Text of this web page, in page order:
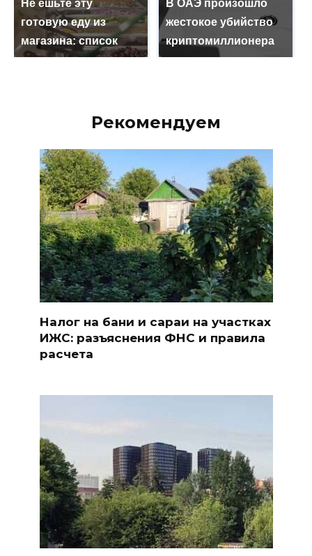
Не ешьте эту
готовую еду из
магазина: список
В ОАЭ произошло
жестокое убийство
криптомиллионера
Рекомендуем
Налог на бани и сараи на участках
ИЖС: разъяснения ФНС и правила
расчета